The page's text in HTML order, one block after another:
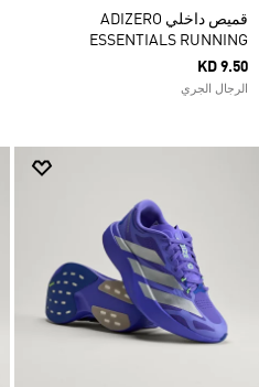
قميص داخلي ADIZERO
ESSENTIALS RUNNING
KD 9.50
الرجال الجري